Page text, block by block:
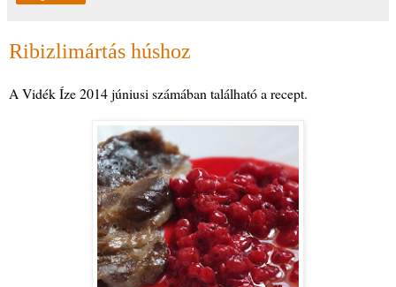
Ribizlimártás húshoz
A Vidék Íze 2014 júniusi számában található a recept.